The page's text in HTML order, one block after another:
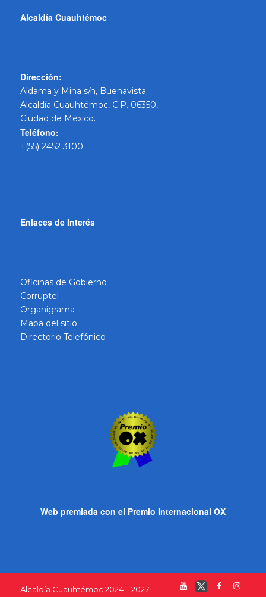
Alcaldía Cuauhtémoc
Dirección:
Aldama y Mina s/n, Buenavista.
Alcaldía Cuauhtémoc, C.P. 06350,
Ciudad de México.
Teléfono:
+(55) 2452 3100
Enlaces de Interés
Oficinas de Gobierno
Corruptel
Organigrama
Mapa del sitio
Directorio Telefónico
Web premiada con el Premio Internacional OX
Alcaldía Cuauhtémoc 2024 – 2027